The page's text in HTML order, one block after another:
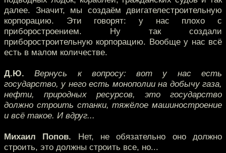
далее. Значит, мы создаём двигателестроительную
корпорацию. Эти говорят: у нас плохо с
приборостроением. Ну так создали
приборостроительную корпорацию. Вообще у нас всё
есть в малом количестве.
Д.Ю. Вернусь к вопросу: вот у нас есть
государство, у него есть монополии на добычу газа,
нефти, природных ресурсов, это государство
должно строить станки, тяжёлое машиностроение
и всё такое. И вдруг...
Михаил Попов. Нет, не обязательно оно должно
строить, это должны строить все, но...